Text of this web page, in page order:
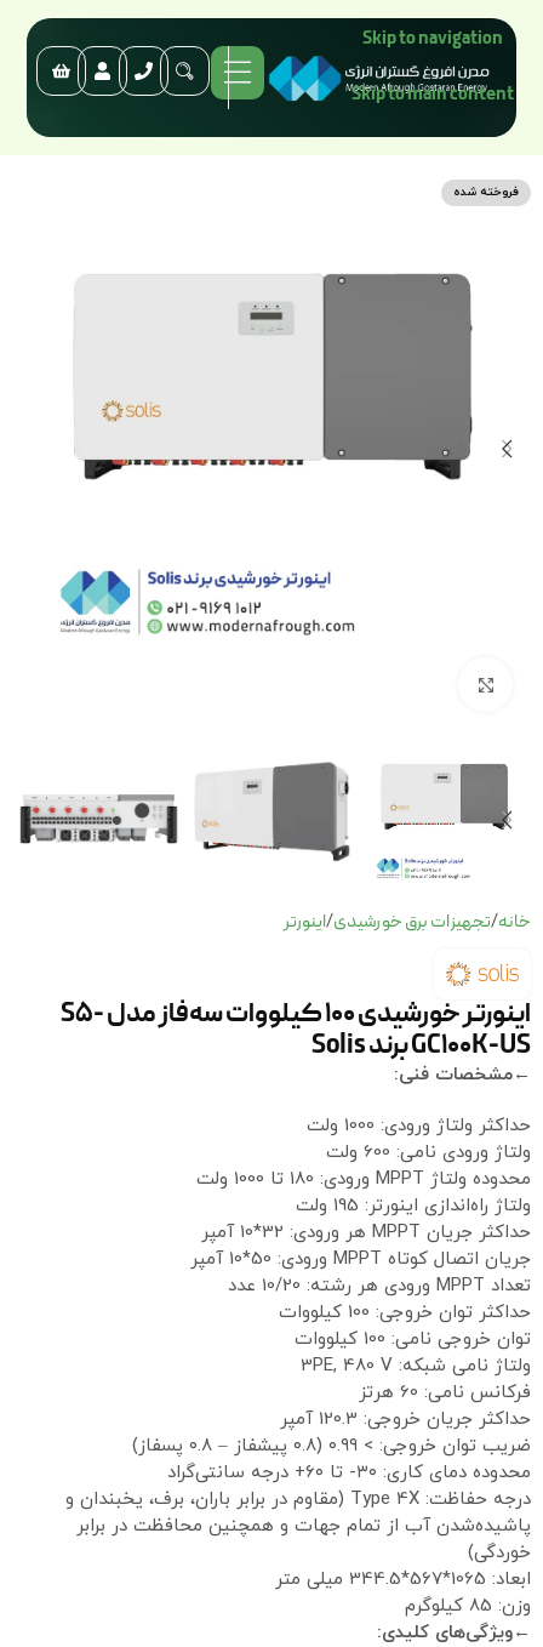
Skip to navigation
Skip to main content
فروخته شده
خانه/تجهیزات برق خورشیدی/اینورتر
اینورتر خورشیدی 100 کیلووات سه‌فاز مدل S5-
GC100K-US برند Solis
←مشخصات فنی:
حداکثر ولتاژ ورودی: 1000 ولت
ولتاژ ورودی نامی: 600 ولت
محدوده ولتاژ MPPT ورودی: 180 تا 1000 ولت
ولتاژ راه‌اندازی اینورتر: 195 ولت
حداکثر جریان MPPT هر ورودی: 32*10 آمپر
جریان اتصال کوتاه MPPT ورودی: 50*10 آمپر
تعداد MPPT ورودی هر رشته: 10/20 عدد
حداکثر توان خروجی: 100 کیلووات
توان خروجی نامی: 100 کیلووات
ولتاژ نامی شبکه: 3PE, 480 V
فرکانس نامی: 60 هرتز
حداکثر جریان خروجی: 120.3 آمپر
ضریب توان خروجی: > ۰.۹۹ (۰.۸ پیشفاز – ۰.۸ پسفاز)
محدوده دمای کاری: ۳۰- تا ۶۰+ درجه سانتی‌گراد
درجه حفاظت: Type 4X (مقاوم در برابر باران، برف، یخبندان و
پاشیده‌شدن آب از تمام جهات و همچنین محافظت در برابر
خوردگی)
ابعاد: 1065*567*344.5 میلی متر
وزن: 85 کیلوگرم
←ویژگی‌های کلیدی: